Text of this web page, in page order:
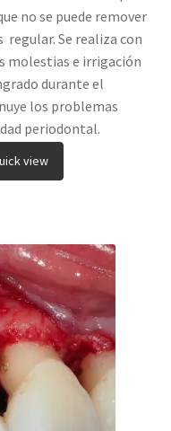
no se puede remover
Se realiza con
molestias e irrigación
durante el
los problemas
periodontal.
view